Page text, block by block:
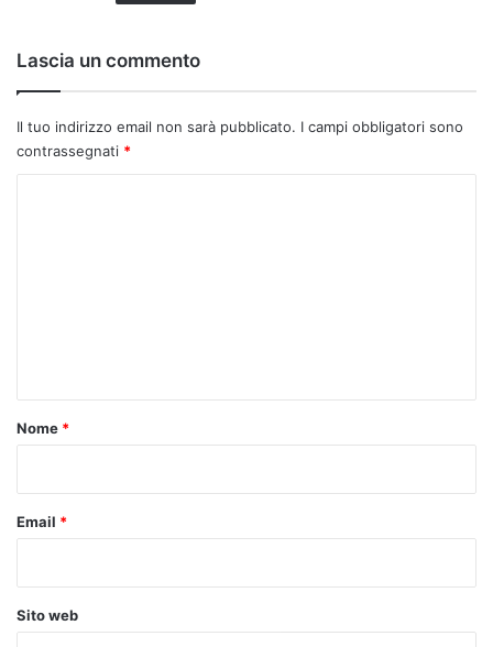
Lascia un commento
Il tuo indirizzo email non sarà pubblicato. I campi obbligatori sono
contrassegnati *
o
Nome *
Email *
Sito web